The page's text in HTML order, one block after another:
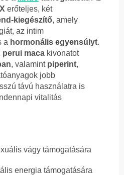
erőteljes, két
kiegészítő, amely
az intim
a hormonális egyensúlyt.
perui maca kivonatot
, valamint piperint,
jobb
távú használatra is
vitalitás
vágy támogatására
energia támogatására